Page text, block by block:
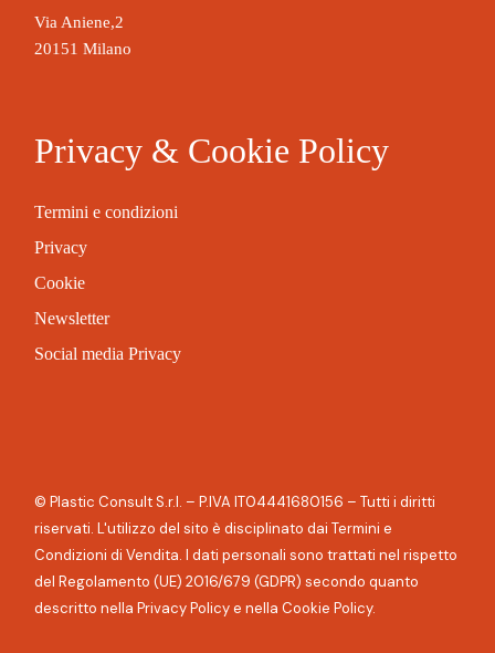
Via Aniene,2
20151 Milano
Privacy & Cookie Policy
Termini e condizioni
Privacy
Cookie
Newsletter
Social media Privacy
© Plastic Consult S.r.l. – P.IVA IT04441680156 – Tutti i diritti
riservati. L'utilizzo del sito è disciplinato dai Termini e
Condizioni di Vendita. I dati personali sono trattati nel rispetto
del Regolamento (UE) 2016/679 (GDPR) secondo quanto
descritto nella Privacy Policy e nella Cookie Policy.